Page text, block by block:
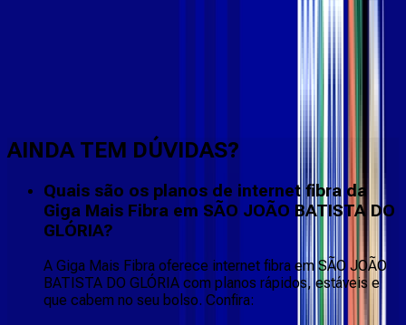
AINDA TEM DÚVIDAS?
Quais são os planos de internet fibra da
Giga Mais Fibra em SÃO JOÃO BATISTA DO
GLÓRIA?
A Giga Mais Fibra oferece internet fibra em SÃO JOÃO
BATISTA DO GLÓRIA com planos rápidos, estáveis e
que cabem no seu bolso. Confira: